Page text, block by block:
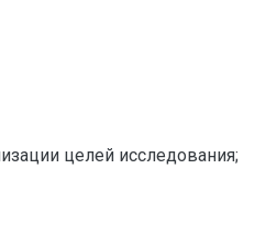
целей исследования;